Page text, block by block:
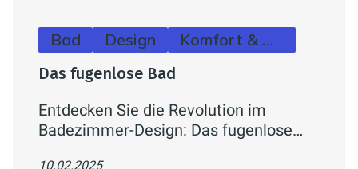
Bad Design Komfort & Hygiene
Das fugenlose Bad
Entdecken Sie die Revolution im
Badezimmer-Design: Das fugenlose
10.02.2025